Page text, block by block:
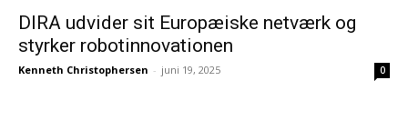
DIRA udvider sit Europæiske netværk og
styrker robotinnovationen
Kenneth Christophersen - juni 19, 2025 0